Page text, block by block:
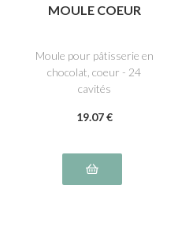
MOULE COEUR
Moule pour pâtisserie en
chocolat, coeur - 24
cavités
19.07 €